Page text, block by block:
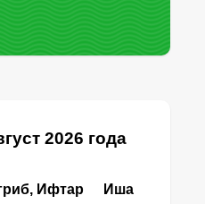
2026 года
Ифтар Иша